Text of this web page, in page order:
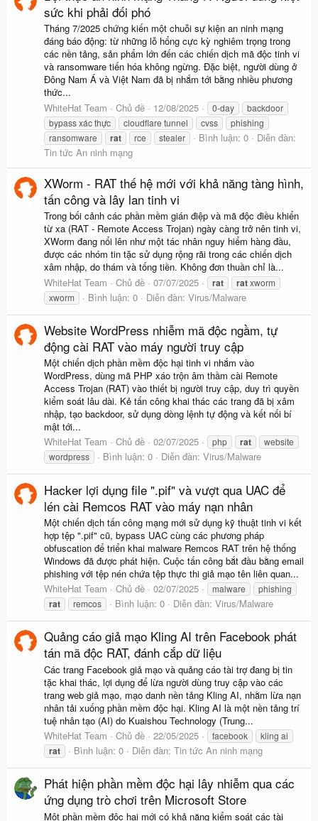
sức khi phải đối phó
Tháng 7/2025 chứng kiến một chuỗi sự kiện an ninh mạng
đáng báo động: từ những lỗ hổng cực kỳ nghiêm trọng trong
các nền tảng, sản phẩm lớn đến các chiến dịch mã độc tinh vi
và ransomware tiến hóa không ngừng. Đặc biệt, người dùng ở
Đông Nam Á và Việt Nam đã bị nhắm tới bằng nhiều phương
thức...
WhiteHat Team
Chủ đề 12/08/2025 0-day
backdoor
bypass xác thực
cloudflare tunnel cvss
phishing
ransomware
rat rce stealer Bình luận: 0
Diễn đàn:
Tin tức An ninh mạng
XWorm - RAT thế hệ mới với khả năng tàng hình,
tấn công và lây lan tinh vi
Trong bối cảnh các phần mềm gián điệp và mã độc điều khiển
từ xa (RAT - Remote Access Trojan) ngày càng trở nên tinh vi,
XWorm đang nổi lên như một tác nhân nguy hiểm hàng đầu,
được các nhóm tin tặc sử dụng rộng rãi trong các chiến dịch
xâm nhập, do thám và tống tiền. Không đơn thuần chỉ là...
WhiteHat Team
Chủ đề 07/07/2025 rat ratxworm
xworm
Bình luận: 0 Diễn đàn: Virus/Malware
Website WordPress nhiễm mã độc ngầm, tự
động cài RAT vào máy người truy cập
Một chiến dịch phần mềm độc hại tinh vi nhắm vào
WordPress, dùng mã PHP xáo trộn âm thầm cài Remote
Access Trojan (RAT) vào thiết bị người truy cập, duy trì quyền
kiểm soát lâu dài. Kẻ tấn công khai thác các trang đã bị xâm
nhập, tạo backdoor, sử dụng dòng lệnh tự động và kết nối bí
mật tới...
WhiteHat Team
Chủ đề 02/07/2025 php rat
website
wordpress
Bình luận: 0 Diễn đàn: Virus/Malware
Hacker lợi dụng file ".pif" và vượt qua UAC để
lén cài Remcos RAT vào máy nạn nhân
Một chiến dịch tấn công mạng mới sử dụng kỹ thuật tinh vi kết
hợp tệp ".pif" cũ, bypass UAC cùng các phương pháp
obfuscation để triển khai malware Remcos RAT trên hệ thống
Windows đã được phát hiện. Cuộc tấn công bắt đầu bằng email
phishing với tệp nén chứa tệp thực thi giả mạo tên liên quan...
WhiteHat Team
Chủ đề 02/07/2025 malware phishing
rat remcos Bình luận: 0 Diễn đàn: Virus/Malware
Quảng cáo giả mạo Kling AI trên Facebook phát
tán mã độc RAT, đánh cắp dữ liệu
Các trang Facebook giả mạo và quảng cáo tài trợ đang bị tin
tặc khai thác, lợi dụng để lừa người dùng truy cập vào các
trang web giả mạo, mạo danh nền tảng Kling AI, nhằm lừa nạn
nhân tải xuống phần mềm độc hại. Kling AI là một nền tảng trí
tuệ nhân tạo (AI) do Kuaishou Technology (Trung...
WhiteHat Team
Chủ đề 22/05/2025 facebook kling ai
rat Bình luận: 0 Diễn đàn: Tin tức An ninh mạng
Phát hiện phần mềm độc hại lây nhiễm qua các
ứng dụng trò chơi trên Microsoft Store
Một phần mềm độc hại mới có khả năng kiểm soát các tài